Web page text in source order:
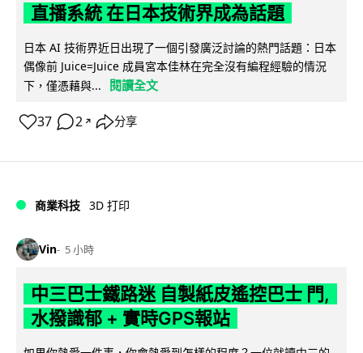
直播系統 在日本技術界成為話題
日本 AI 技術界近日出現了一個引發廣泛討論的熱門話題：日本
偶像前 Juice=Juice 成員宮本佳林在完全沒有編程經驗的情況
下，僅憑藉與...
閱讀全文
37 2 ↗ 分享
商業科技 3D 打印
Vin 5 小時
中三巴士鐵路迷 自製紙皮遙控巴士 門,
水撥識郁 + 實時GPS報站